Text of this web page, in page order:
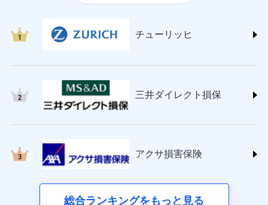
ＳＯＭＰＯダイレクト損害保険株式会社
チューリッヒ保険会社 (https://www.zurich.co.jp/)
(https://www.nisshinfire.co.jp/)
ペット＆ファミリー損害保険株式会社
(https://www.petfamilyins.co.jp/)
三井住友海上火災保険株式会社 (https://www.ms-
三井ダイレクト損害保険株式会社
(https://www.mitsui-direct.co.jp/)
チューリッヒ
三井ダイレクト損保
アクサ損害保険
総合ランキングをもっと見る